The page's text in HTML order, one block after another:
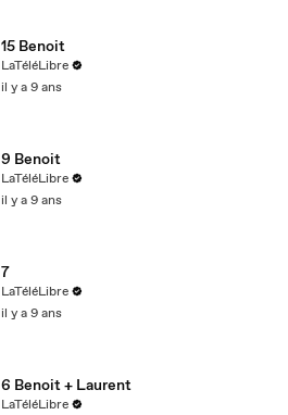
15 Benoit
LaTéléLibre
il y a 9 ans
9 Benoit
LaTéléLibre
il y a 9 ans
7
LaTéléLibre
il y a 9 ans
6 Benoit + Laurent
LaTéléLibre